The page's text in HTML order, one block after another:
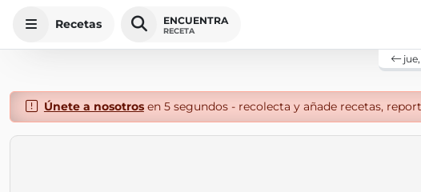
Recetas ENCUENTRA
RECETA
Únete a nosotrosen 5 segundos - recolecta y añade recetas,